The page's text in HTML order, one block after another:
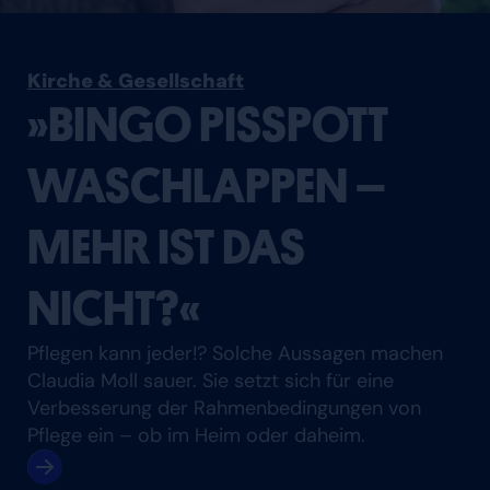
Kirche & Gesellschaft
»BINGO PISSPOTT
WASCHLAPPEN –
MEHR IST DAS
NICHT?«
Pflegen kann jeder!? Solche Aussagen machen
Claudia Moll sauer. Sie setzt sich für eine
Verbesserung der Rahmenbedingungen von
Pflege ein – ob im Heim oder daheim.